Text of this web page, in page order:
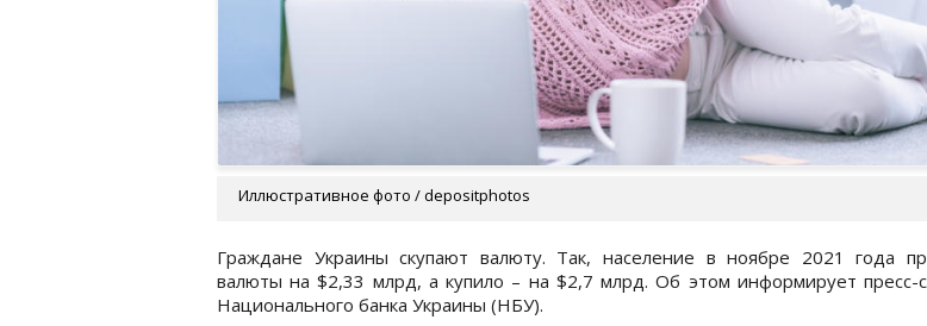
Иллюстративное фото / depositphotos
Граждане Украины скупают валюту. Так, население в ноябре 2021 года
валюты на $2,33 млрд, а купило – на $2,7 млрд. Об этом информирует пресс-
Национального банка Украины (НБУ).